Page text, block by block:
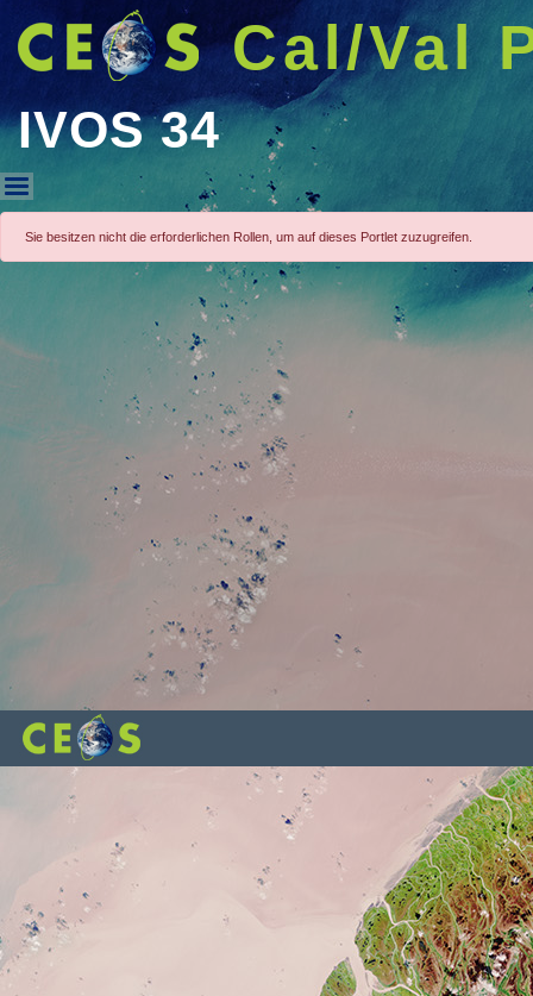
Cal/Val
IVOS 34
IVOS 34
Sie besitzen nicht die erforderlichen Rollen, um auf dieses Portlet zuzugreifen.